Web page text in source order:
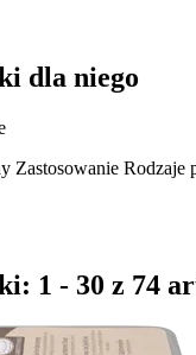
dla niego
Zastosowanie Rodzaje
1 - 30 z 74